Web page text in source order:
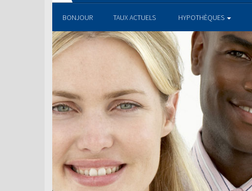
BONJOUR TAUX ACTUELS HYPOTHÈQUES